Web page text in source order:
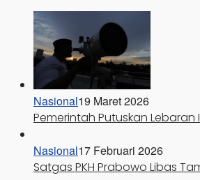
Nasional19 Maret 2026
Pemerintah Putuskan Lebaran
Nasional17 Februari 2026
Satgas PKH Prabowo Libas